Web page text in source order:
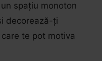
spațiu monoton
decorează-ți
te pot motiva